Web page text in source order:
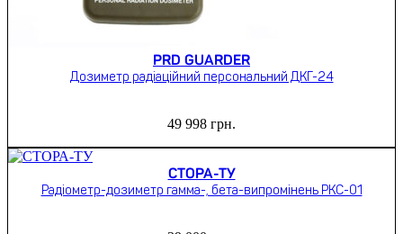
PRD GUARDER
Дозиметр радіаційний персональний ДКГ-24
49 998 грн.
СТОРА-ТУ
Радіометр-дозиметр гамма-, бета-випромінень РКС-01